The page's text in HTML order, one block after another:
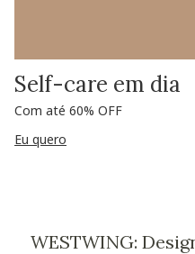
Self-care em dia
Com até 60% OFF
Eu quero
WESTWING: